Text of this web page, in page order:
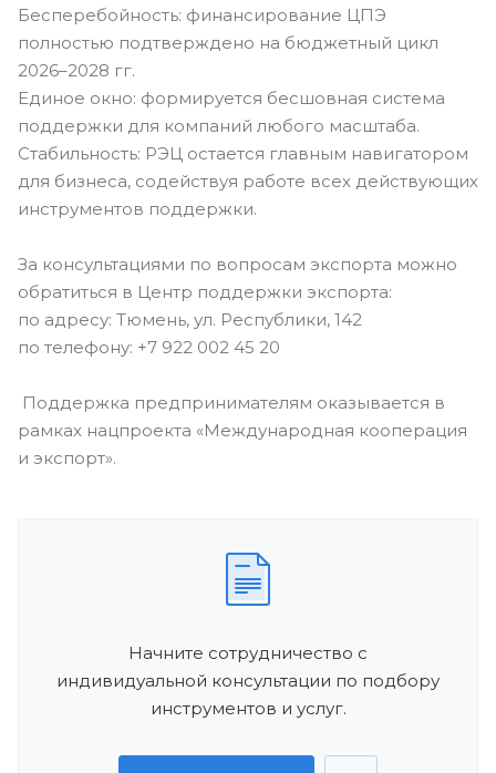
Бесперебойность: финансирование ЦПЭ
полностью подтверждено на бюджетный цикл
2026–2028 гг.
Единое окно: формируется бесшовная система
поддержки для компаний любого масштаба.
Стабильность: РЭЦ остается главным навигатором
для бизнеса, содействуя работе всех действующих
инструментов поддержки.
За консультациями по вопросам экспорта можно
обратиться в Центр поддержки экспорта:
по адресу: Тюмень, ул. Республики, 142
по телефону: +7 922 002 45 20
Поддержка предпринимателям оказывается в
рамках нацпроекта «Международная кооперация
и экспорт».
Начните сотрудничество с
индивидуальной консультации по подбору
инструментов и услуг.